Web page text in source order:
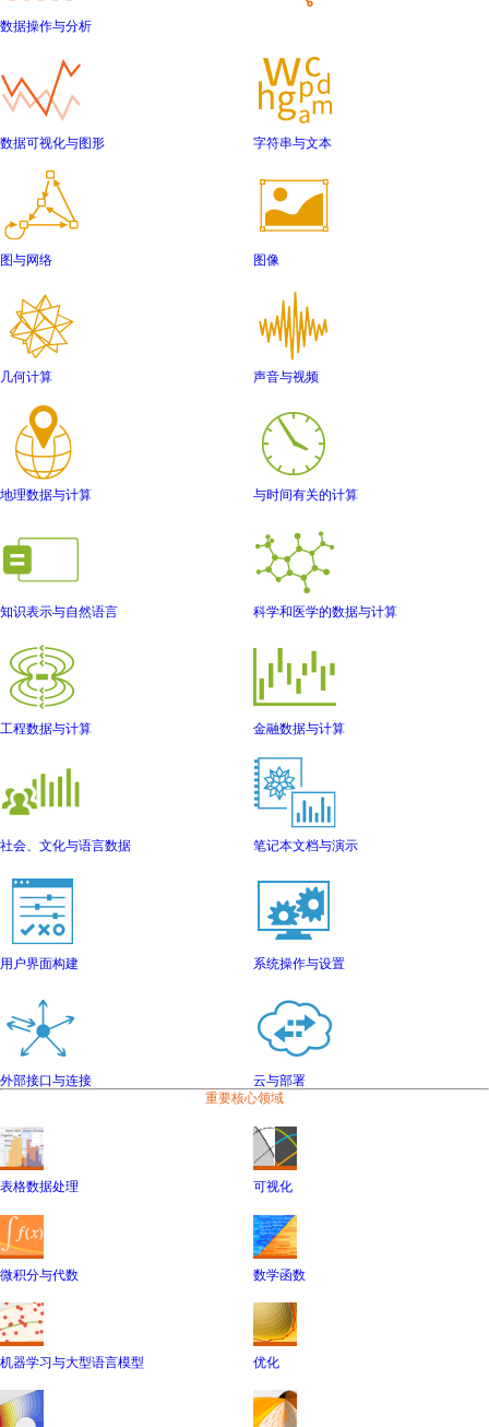
数据操作与分析
数据可视化与图形 字符串与文本
图与网络 图像
几何计算 声音与视频
地理数据与计算 与时间有关的计算
知识表示与自然语言 科学和医学的数据与计算
工程数据与计算 金融数据与计算
社会、文化与语言数据 笔记本文档与演示
用户界面构建 系统操作与设置
外部接口与连接
云与部署
重要核心领域
表格数据处理 可视化
微积分与代数 数学函数
机器学习与大型语言模型 优化